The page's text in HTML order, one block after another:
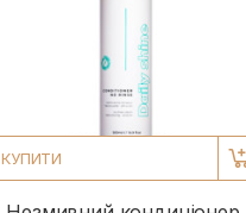
КУПИТИ